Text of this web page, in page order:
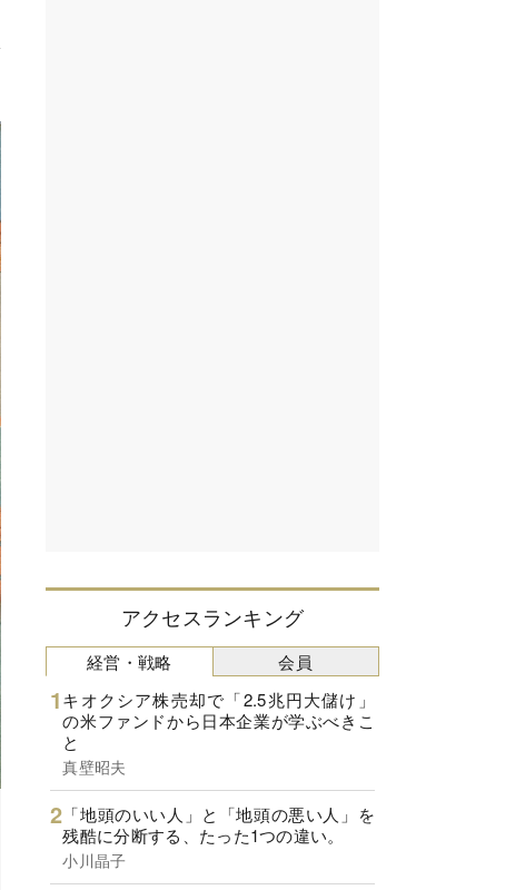
アクセスランキング
経営・戦略
キオクシア株売却で「2.5兆円大儲け」
の米ファンドから日本企業が学ぶべきこ
と
真壁昭夫
「地頭のいい人」と「地頭の悪い人」を
残酷に分断する、たった1つの違い。
小川晶子
会員